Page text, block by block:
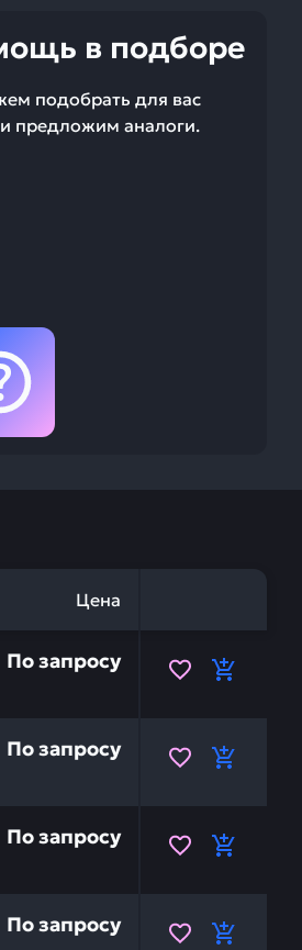
в подборе
подобрать для вас
предложим аналоги.
Цена
в бесперебойную
По запросу
в бесперебойную
По запросу
в бесперебойную
По запросу
в бесперебойную
По запросу